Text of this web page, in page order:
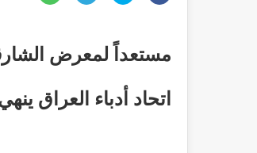
مستعداً لمعرض
اتحاد أدباء العراق